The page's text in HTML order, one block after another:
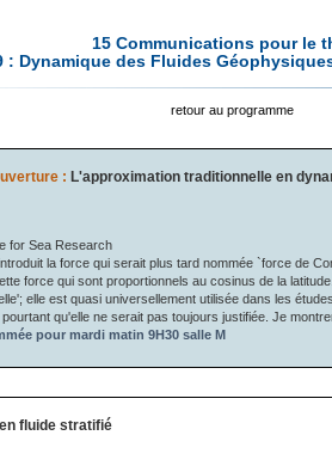
15 Communications pour le
: Dynamique des Fluides
retour au programme
: L'approximation traditionnelle en
for Sea Research
la force qui serait plus tard nommée `force de
force qui sont proportionnels au cosinus de la
elle est quasi universellement utilisée dans les
qu'elle ne serait pas toujours justifiée. Je
pour mardi matin 9H30 salle M
fluide stratifié